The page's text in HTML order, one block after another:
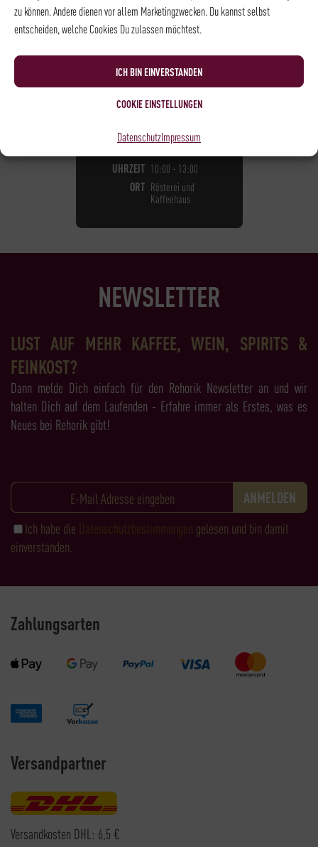
zu können. Andere dienen vor allem Marketingzwecken. Du kannst selbst
entscheiden, welche Cookies Du zulassen möchtest.
ICH BIN EINVERSTANDEN
COOKIE EINSTELLUNGEN
DatenschutzImpressum
KAFFEE - KAFFEESEMINAR
KAFFEESEMINAR
85,00€*
UHRZEIT 10:00 - 13:00
ORT Rösterei und
Kaffeehaus
NEWSLETTER
LUST AUF MEHR KAFFEE, WEIN, SPIRITS &
FEINKOST?
Dann melde Dich einfach für den Rehorik Newsletter an und wir
halten Dich auf dem Laufenden - Erfahre immer als Erstes, was es
Neues bei Rehorik gibt!
Ich habe die Datenschutzbestimmungen gelesen und bin damit
einverstanden.
Zahlungsarten
Versandpartner
Versandkosten DHL: 6,5 €